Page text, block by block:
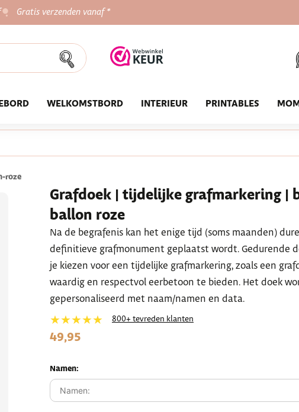
Gratis verzenden vanaf *
WELKOMSTBORD INTERIEUR PRINTABLES
roze
Grafdoek | tijdelijke grafmarkering |
ballon roze
Na de begrafenis kan het enige tijd (soms maanden)
definitieve grafmonument geplaatst wordt. Gedurende
je kiezen voor een tijdelijke grafmarkering, zoals een
waardig en respectvol eerbetoon te bieden. Het doek
gepersonaliseerd met naam/namen en data.
★★★★★ 800+ tevreden klanten
49,95
Namen: